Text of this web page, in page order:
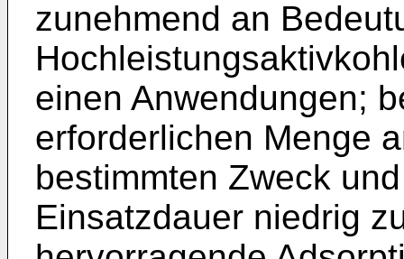
zunehmend an
einen Anwendungen;
erforderlichen Menge
bestimmten Zweck
Einsatzdauer niedrig